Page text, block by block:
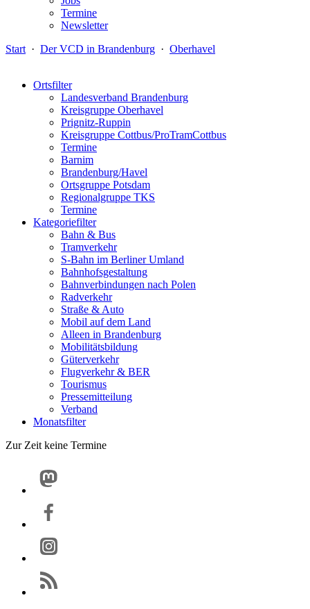
Termine
Newsletter
Start · Der VCD in Brandenburg · Oberhavel
Ortsfilter
Landesverband Brandenburg
Kreisgruppe Oberhavel
Prignitz-Ruppin
Kreisgruppe Cottbus/ProTramCottbus
Termine
Barnim
Brandenburg/Havel
Ortsgruppe Potsdam
Regionalgruppe TKS
Termine
Kategoriefilter
Bahn & Bus
Tramverkehr
S-Bahn im Berliner Umland
Bahnhofsgestaltung
Bahnverbindungen nach Polen
Radverkehr
Straße & Auto
Mobil auf dem Land
Alleen in Brandenburg
Mobilitätsbildung
Güterverkehr
Flugverkehr & BER
Tourismus
Pressemitteilung
Verband
Monatsfilter
Zur Zeit keine Termine